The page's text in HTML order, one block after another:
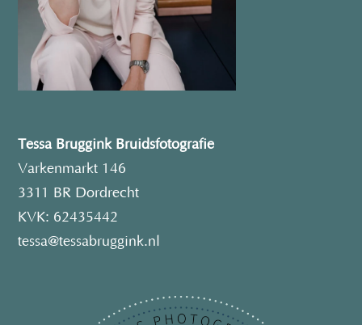
Tessa Bruggink Bruidsfotografie
Varkenmarkt 146
3311 BR Dordrecht
KVK: 62435442
tessa@tessabruggink.nl